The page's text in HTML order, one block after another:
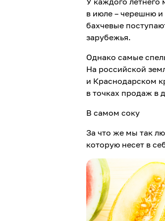
в июле – черешню
бахчевые
зарубежья.
Однако самые
На российской
и Краснодарском
в точках продаж в
В самом соку
За что же мы так
которую несет в